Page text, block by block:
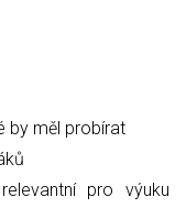
by měl probírat
pro výuku